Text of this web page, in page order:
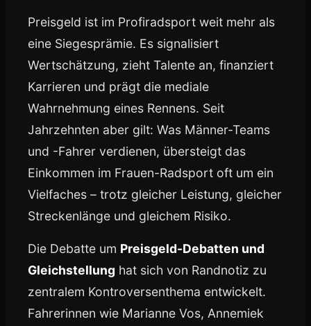
Preisgeld ist im Profiradsport weit mehr als
eine Siegesprämie. Es signalisiert
Wertschätzung, zieht Talente an, finanziert
Karrieren und prägt die mediale
Wahrnehmung eines Rennens. Seit
Jahrzehnten aber gilt: Was Männer-Teams
und -Fahrer verdienen, übersteigt das
Einkommen im Frauen-Radsport oft um ein
Vielfaches – trotz gleicher Leistung, gleicher
Streckenlänge und gleichem Risiko.
Die Debatte um Preisgeld-Debatten und
Gleichstellung hat sich von Randnotiz zu
zentralem Kontroversenthema entwickelt.
Fahrerinnen wie Marianne Vos, Annemiek